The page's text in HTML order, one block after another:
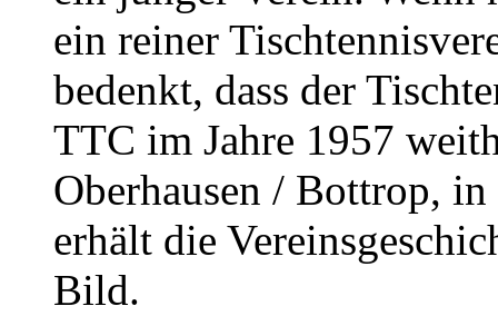
ein reiner
bedenkt, dass der
TTC im Jahre 1957
Oberhausen / Bottrop,
erhält die
Bild.